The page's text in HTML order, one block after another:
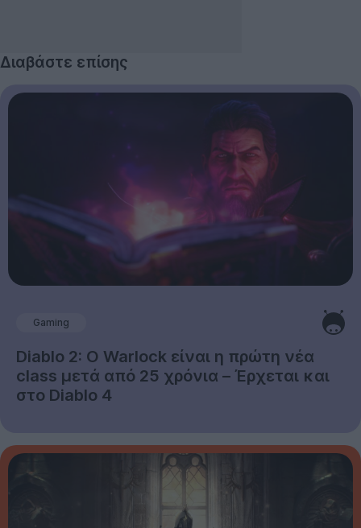
Διαβάστε επίσης
Gaming
Diablo 2: Ο Warlock είναι η πρώτη νέα
class μετά από 25 χρόνια – Έρχεται και
στο Diablo 4